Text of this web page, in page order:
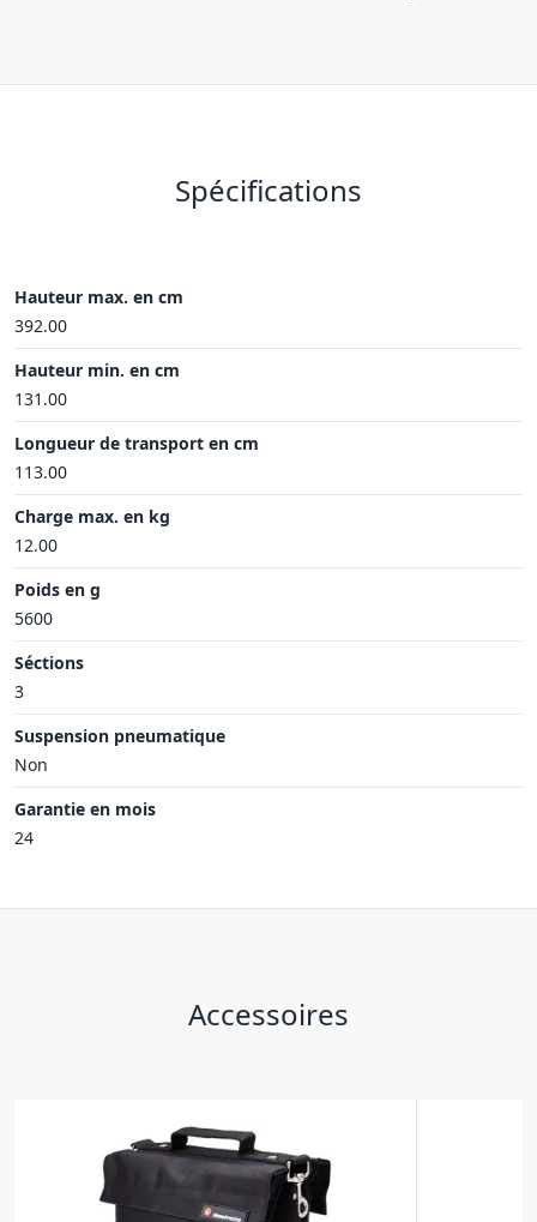
Spécifications
Hauteur max. en cm
392.00
Hauteur min. en cm
131.00
Longueur de transport en cm
113.00
Charge max. en kg
12.00
Poids en g
5600
Séctions
3
Suspension pneumatique
Non
Garantie en mois
24
Accessoires